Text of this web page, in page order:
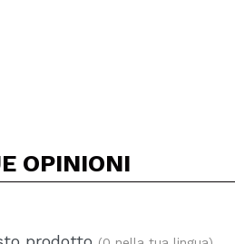
OPINIONI